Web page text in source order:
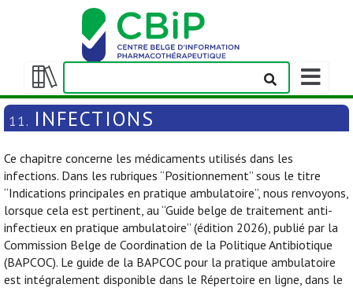
Afficher/masquer
la
table
matières
Afficher/
la
barre
navigation
11. INFECTIONS
Ce chapitre concerne les médicaments utilisés dans les
infections. Dans les rubriques “Positionnement” sous le titre
“Indications principales en pratique ambulatoire”, nous renvoyons,
lorsque cela est pertinent, au “Guide belge de traitement anti-
infectieux en pratique ambulatoire” (édition 2026), publié par la
Commission Belge de Coordination de la Politique Antibiotique
(BAPCOC). Le guide de la BAPCOC pour la pratique ambulatoire
est intégralement disponible dans le Répertoire en ligne, dans le